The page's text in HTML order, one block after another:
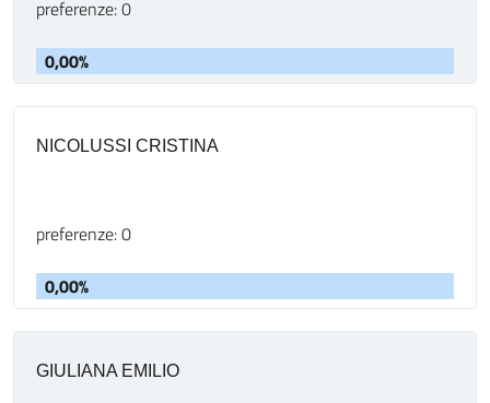
preferenze: 0
0,00%
NICOLUSSI CRISTINA
preferenze: 0
0,00%
GIULIANA EMILIO